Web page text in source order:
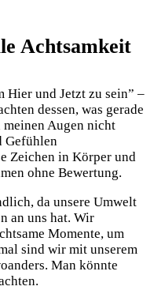
Achtsamkeit
Hier und Jetzt zu sein” –
dessen, was gerade
Augen nicht
Gefühlen
Zeichen in Körper und
ohne Bewertung.
da unsere Umwelt
an uns hat. Wir
Momente, um
sind wir mit unserem
Man könnte